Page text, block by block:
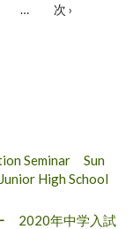
… 次 ›
Seminar Sun
High School
2020年中学入試